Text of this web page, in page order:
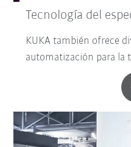
Tecnología del
KUKA también ofrece
automatización para la